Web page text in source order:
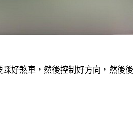
好煞車，然後控制好方向，然後後